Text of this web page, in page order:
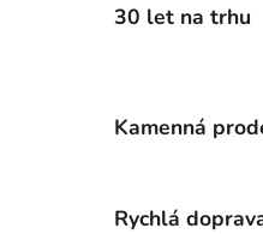
30 let na trhu
Kamenná
Rychlá